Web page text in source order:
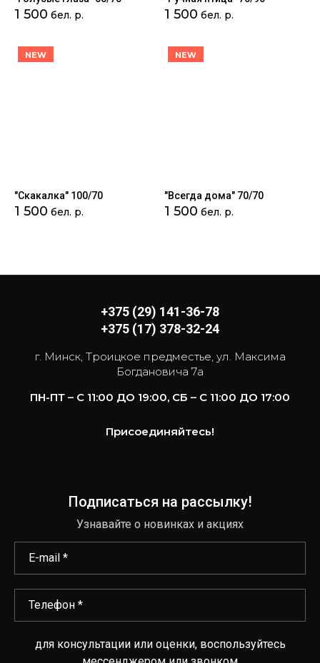
1 500 бел. р. 1 500 бел. р.
NEW
"Скакалка" 100/70
1 500 бел. р.
NEW
"Всегда дома" 70/70
1 500 бел. р.
+375 (29) 141-36-78
+375 (17) 378-32-24
г. Минск, Троицкое предместье, ул. Максима
Богдановича 7а
ПН-ПТ – С 11:00 ДО 19:00, СБ – С 11:00 ДО 17:00
Подписаться на рассылку!
Узнавайте о новинках и акциях
для консультации или оценки, воспользуйтесь
Присоединяйтесь!